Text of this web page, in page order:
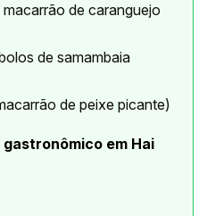
de caranguejo
de samambaia
de peixe picante)
em Hai